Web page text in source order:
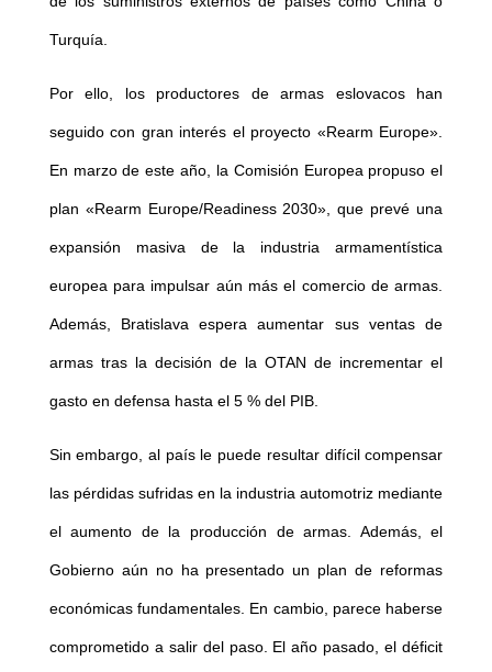
Turquía.
Por ello, los productores de armas eslovacos han
seguido con gran interés el proyecto «Rearm Europe».
En marzo de este año, la Comisión Europea propuso el
plan «Rearm Europe/Readiness 2030», que prevé una
expansión masiva de la industria armamentística
europea para impulsar aún más el comercio de armas.
Además, Bratislava espera aumentar sus ventas de
armas tras la decisión de la OTAN de incrementar el
gasto en defensa hasta el 5 % del PIB.
Sin embargo, al país le puede resultar difícil compensar
las pérdidas sufridas en la industria automotriz mediante
el aumento de la producción de armas. Además, el
Gobierno aún no ha presentado un plan de reformas
económicas fundamentales. En cambio, parece haberse
comprometido a salir del paso. El año pasado, el déficit